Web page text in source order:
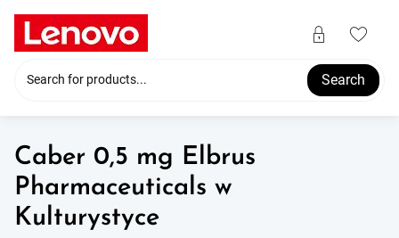
content
Search
Caber 0,5 mg Elbrus
Pharmaceuticals w
Kulturystyce